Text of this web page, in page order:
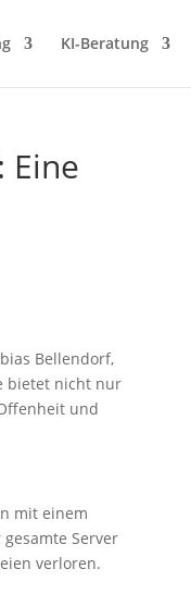
KI-Beratung
Eine
Bellendorf,
bietet nicht nur
und
mit einem
Server
verloren.